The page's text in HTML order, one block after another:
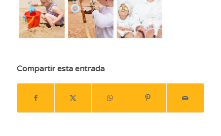
Compartir esta entrada